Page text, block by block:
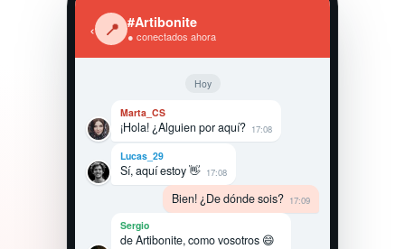
‹ 📍 #Artibonite
● conectados ahora
Hoy
Marta_CS
¡Hola! ¿Alguien por aquí? 17:08
Lucas_29
Sí, aquí estoy 👋 17:08
Bien! ¿De dónde sois? 17:09
Sergio
de Artibonite, como vosotros 😄